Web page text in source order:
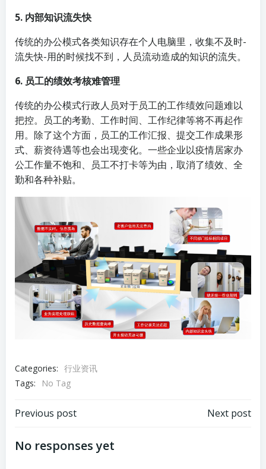
5. 内部知识流失快
传统的办公模式各类知识存在个人电脑里，收集不及时-
流失快-用的时候找不到，人员流动造成的知识的流失。
6. 员工的绩效考核难管理
传统的办公模式行政人员对于员工的工作绩效问题难以
把控。员工的考勤、工作时间、工作纪律等将不再起作
用。除了这个方面，员工的工作汇报、提交工作成果形
式、薪资待遇等也会出现变化。一些企业以疫情居家办
公工作量不饱和、员工不打卡等为由，取消了绩效、全
勤和各种补贴。
Categories: 行业资讯
Tags:
No Tag
文
章
Previous post Next post
No responses yet